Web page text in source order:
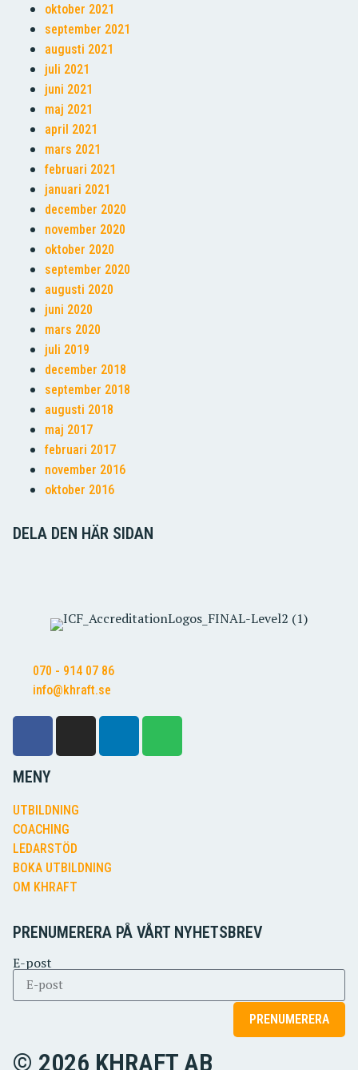
oktober 2021
september 2021
augusti 2021
juli 2021
juni 2021
maj 2021
april 2021
mars 2021
februari 2021
januari 2021
december 2020
november 2020
oktober 2020
september 2020
augusti 2020
juni 2020
mars 2020
juli 2019
december 2018
september 2018
augusti 2018
maj 2017
februari 2017
november 2016
oktober 2016
DELA DEN HÄR SIDAN
070 - 914 07 86
info@khraft.se
MENY
UTBILDNING
COACHING
LEDARSTÖD
BOKA UTBILDNING
OM KHRAFT
PRENUMERERA PÅ VÅRT NYHETSBREV
E-post
PRENUMERERA
© 2026 KHRAFT AB